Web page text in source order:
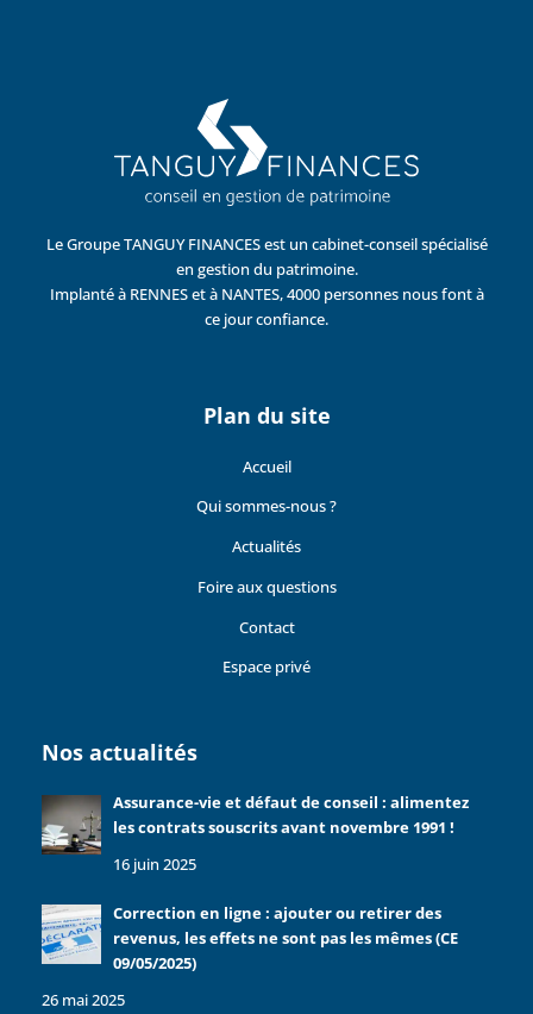
Le Groupe TANGUY FINANCES est un cabinet-conseil spécialisé
en gestion du patrimoine.
Implanté à RENNES et à NANTES, 4000 personnes nous font à
ce jour confiance.
Plan du site
Accueil
Qui sommes-nous ?
Actualités
Foire aux questions
Contact
Espace privé
Nos actualités
Assurance-vie et défaut de conseil : alimentez
les contrats souscrits avant novembre 1991 !
16 juin 2025
Correction en ligne : ajouter ou retirer des
revenus, les effets ne sont pas les mêmes (CE
09/05/2025)
26 mai 2025